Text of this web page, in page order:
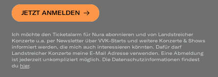
JETZT ANMELDEN
Ich möchte den Ticketalarm für Nura abonnieren und von Landstreicher
Konzerte u.a. per Newsletter über VVK-Starts und weitere Konzerte & Shows
informiert werden, die mich auch interessieren könnten. Dafür darf
Landstreicher Konzerte meine E-Mail Adresse verwenden. Eine Abmeldung
ist jederzeit unkompliziert möglich. Die Datenschutzinformationen findest
du hier.